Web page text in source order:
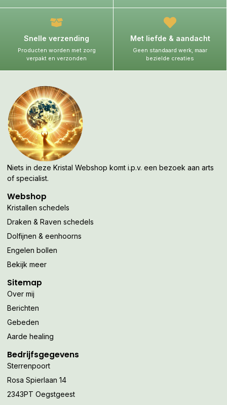
Snelle verzending
Producten worden met zorg
verpakt en verzonden
Met liefde & aandacht
Geen standaard werk, maar
bezielde creaties
Niets in deze Kristal Webshop komt i.p.v. een bezoek aan arts
of specialist.
Webshop
Kristallen schedels
Draken & Raven schedels
Dolfijnen & eenhoorns
Engelen bollen
Bekijk meer
Sitemap
Over mij
Berichten
Gebeden
Aarde healing
Bedrijfsgegevens
Sterrenpoort
Rosa Spierlaan 14
2343PT Oegstgeest